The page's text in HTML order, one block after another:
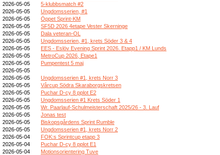
2026-05-05
5-klubbsmatch #2
2026-05-05
Ungdomsserien, #1
2026-05-05
Öppet Sprint-KM
2026-05-05
SF5D 2026 4etape Vester Skerninge
2026-05-05
Dala veteran-OL
2026-05-05
Ungdomsserien, #1, krets Söder 3 & 4
2026-05-05
EES - Eslöv Evening Sprint 2026. Etapp1 / KM Lunds
2026-05-05
MetroCup 2026, Etape1
2026-05-05
Pumpentest 5 maj
2026-05-05
2026-05-05
Ungdomsserien #1, krets Norr 3
2026-05-05
Vårcup Södra Skaraborgskretsen
2026-05-05
Puchar D-cy 8 pplot E2
2026-05-05
Ungdomsserien #1 Krets Söder 1
2026-05-05
Wr. Paarlauf-Schulmeisterschaft 2025/26 - 3. Lauf
2026-05-05
Jonas test
2026-05-05
Biskopsgårdens Sprint Rumble
2026-05-05
Ungdomsserien #1, krets Norr 2
2026-05-04
FOK:s Sprintcup etapp 3
2026-05-04
Puchar D-cy 8 pplot E1
2026-05-04
Motionsorientering Tuve